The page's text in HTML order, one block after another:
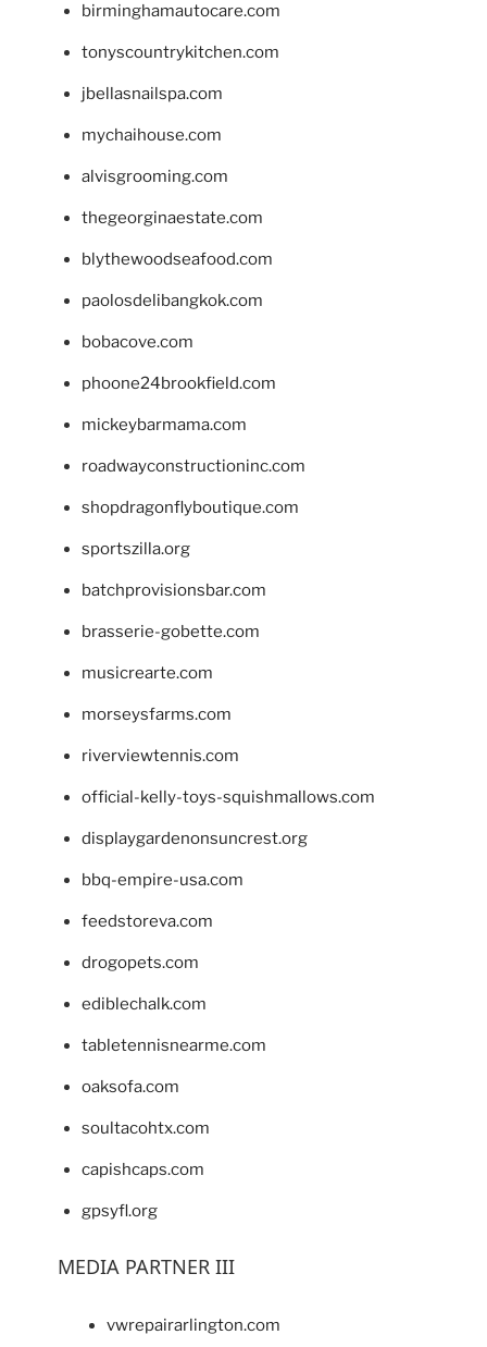
birminghamautocare.com
tonyscountrykitchen.com
jbellasnailspa.com
mychaihouse.com
alvisgrooming.com
thegeorginaestate.com
blythewoodseafood.com
paolosdelibangkok.com
bobacove.com
phoone24brookfield.com
mickeybarmama.com
roadwayconstructioninc.com
shopdragonflyboutique.com
sportszilla.org
batchprovisionsbar.com
brasserie-gobette.com
musicrearte.com
morseysfarms.com
riverviewtennis.com
official-kelly-toys-squishmallows.com
displaygardenonsuncrest.org
bbq-empire-usa.com
feedstoreva.com
drogopets.com
ediblechalk.com
tabletennisnearme.com
oaksofa.com
soultacohtx.com
capishcaps.com
gpsyfl.org
MEDIA PARTNER III
vwrepairarlington.com